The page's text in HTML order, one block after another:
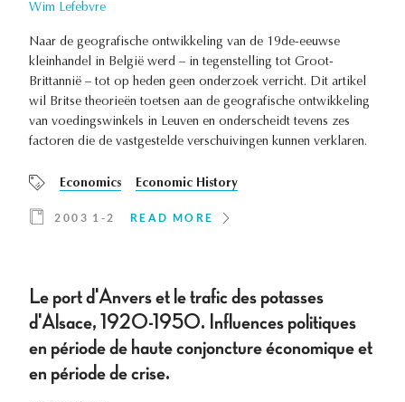
Wim Lefebvre
Naar de geografische ontwikkeling van de 19de-eeuwse
kleinhandel in België werd – in tegenstelling tot Groot-
Brittannië – tot op heden geen onderzoek verricht. Dit artikel
wil Britse theorieën toetsen aan de geografische ontwikkeling
van voedingswinkels in Leuven en onderscheidt tevens zes
factoren die de vastgestelde verschuivingen kunnen verklaren.
Economics Economic History
2003 1-2 READ MORE
Le port d'Anvers et le trafic des potasses
d'Alsace, 1920-1950. Influences politiques
en période de haute conjoncture économique et
en période de crise.